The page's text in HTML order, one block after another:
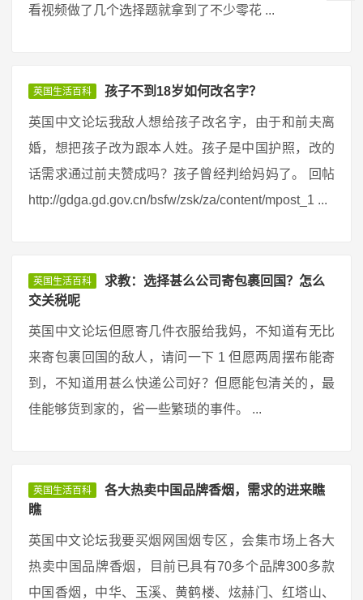
看视频做了几个选择题就拿到了不少零花 ...
英国生活百科 孩子不到18岁如何改名字？
英国中文论坛我敌人想给孩子改名字，由于和前夫离
婚，想把孩子改为跟本人姓。孩子是中国护照，改的
话需求通过前夫赞成吗？孩子曾经判给妈妈了。 回帖
http://gdga.gd.gov.cn/bsfw/zsk/za/content/mpost_1 ...
英国生活百科
求教：选择甚么公司寄包裹回国？怎么
交关税呢
英国中文论坛但愿寄几件衣服给我妈，不知道有无比
来寄包裹回国的敌人，请问一下 1 但愿两周摆布能寄
到，不知道用甚么快递公司好？但愿能包清关的，最
佳能够货到家的，省一些繁琐的事件。 ...
英国生活百科
各大热卖中国品牌香烟，需求的进来瞧
瞧
英国中文论坛我要买烟网国烟专区，会集市场上各大
热卖中国品牌香烟，目前已具有70多个品牌300多款
中国香烟，中华、玉溪、黄鹤楼、炫赫门、红塔山、